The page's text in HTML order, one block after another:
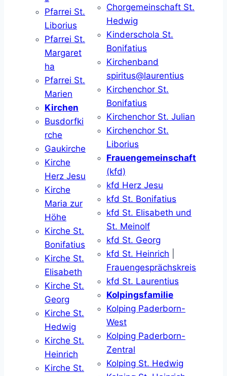
Pfarrei St.
Liborius
Pfarrei St.
Margaret
ha
Pfarrei St.
Marien
Kirchen
Busdorfki
rche
Gaukirche
Kirche
Herz Jesu
Kirche
Maria zur
Höhe
Kirche St.
Bonifatius
Kirche St.
Elisabeth
Kirche St.
Georg
Kirche St.
Hedwig
Kirche St.
Heinrich
Kirche St.
Chorgemeinschaft St.
Hedwig
Kinderschola St.
Bonifatius
Kirchenband
spiritus@laurentius
Kirchenchor St.
Bonifatius
Kirchenchor St. Julian
Kirchenchor St.
Liborius
Frauengemeinschaft
(kfd)
kfd Herz Jesu
kfd St. Bonifatius
kfd St. Elisabeth und
St. Meinolf
kfd St. Georg
kfd St. Heinrich
Frauengesprächskreis
kfd St. Laurentius
Kolpingsfamilie
Kolping Paderborn-
West
Kolping Paderborn-
Zentral
Kolping St. Hedwig